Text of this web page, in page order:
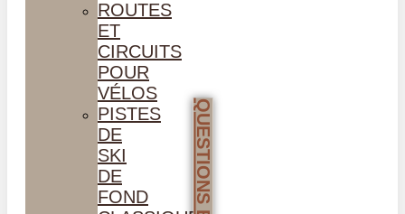
ROUTES
ET
CIRCUITS
POUR
VÉLOS
PISTES
DE
SKI
DE
FOND